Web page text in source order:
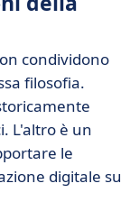
condividono
filosofia.
L'altro è un
le
digitale su